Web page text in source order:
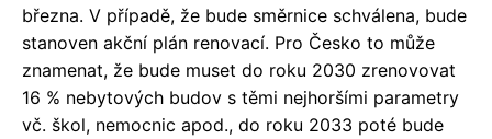
března. V případě, že bude směrnice schválena, bude
stanoven akční plán renovací. Pro Česko to může
znamenat, že bude muset do roku 2030 zrenovovat
16 % nebytových budov s těmi nejhoršími parametry
vč. škol, nemocnic apod., do roku 2033 poté bude